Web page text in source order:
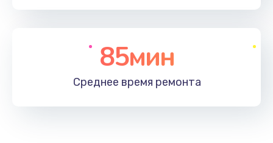
85мин
Среднее время ремонта